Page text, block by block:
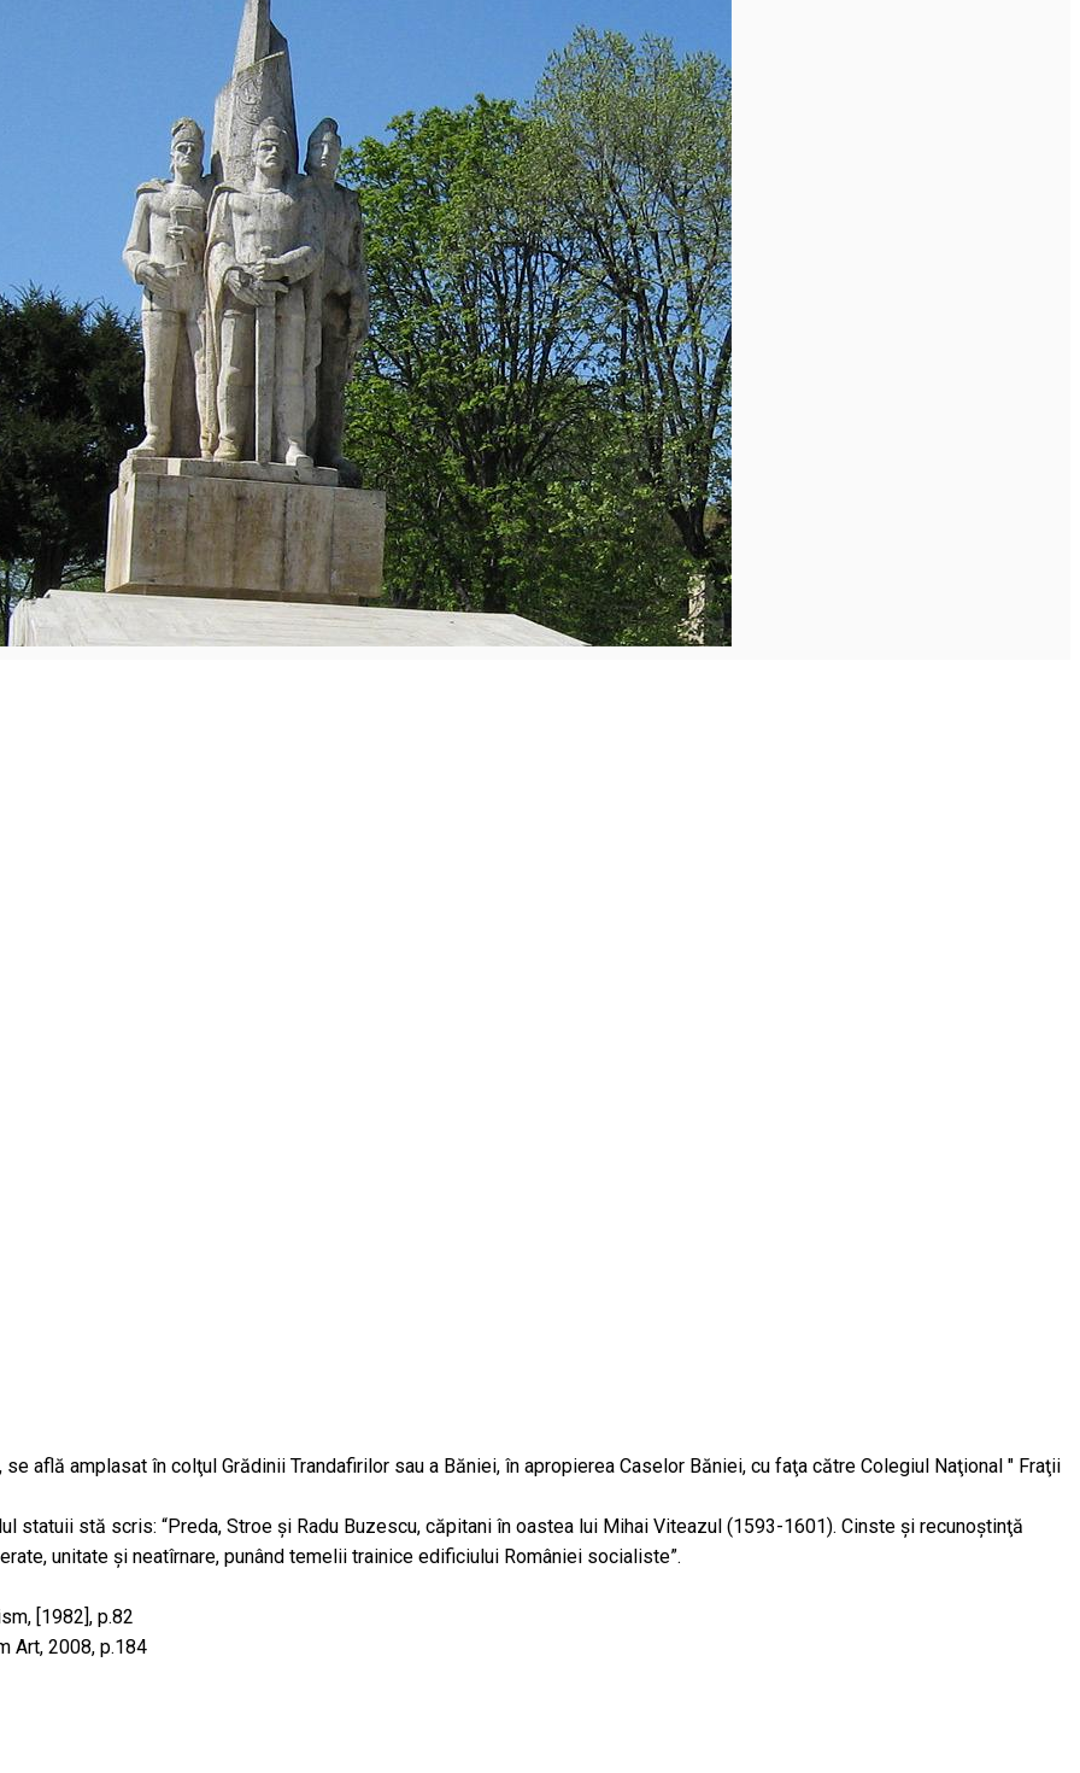
află amplasat în colţul Grădinii Trandafirilor sau a Băniei, în apropierea Caselor Băniei, cu faţa către Colegiul Naţional " Fraţii
statuii stă scris: “Preda, Stroe şi Radu Buzescu, căpitani în oastea lui Mihai Viteazul (1593-1601). Cinste şi recunoştinţă
unitate şi neatîrnare, punând temelii trainice edificiului României socialiste”.
[1982], p.82
Art, 2008, p.184